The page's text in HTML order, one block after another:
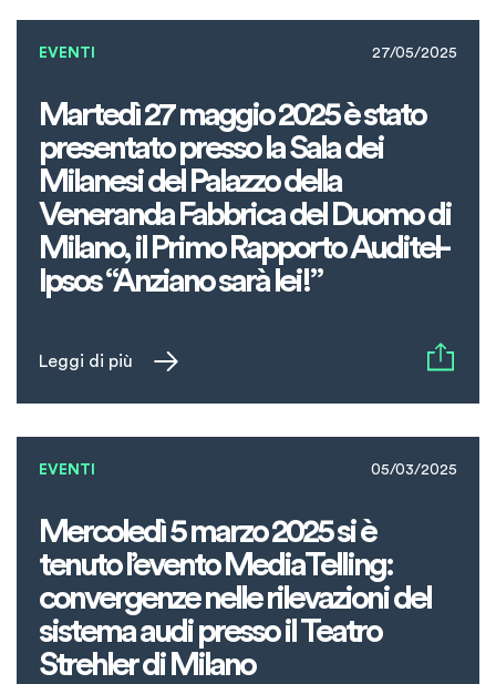
EVENTI 27/05/2025
Martedì 27 maggio 2025 è stato
presentato presso la Sala dei
Milanesi del Palazzo della
Veneranda Fabbrica del Duomo di
Milano, il Primo Rapporto Auditel-
Ipsos “Anziano sarà lei!”
Leggi di più
EVENTI 05/03/2025
Mercoledì 5 marzo 2025 si è
tenuto l’evento MediaTelling:
convergenze nelle rilevazioni del
sistema audi presso il Teatro
Strehler di Milano